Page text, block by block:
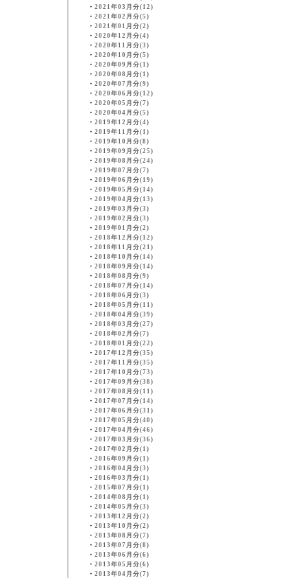
・ 2021年03月分(12)
・ 2021年02月分(5)
・ 2021年01月分(2)
・ 2020年12月分(4)
・ 2020年11月分(3)
・ 2020年10月分(5)
・ 2020年09月分(1)
・ 2020年08月分(1)
・ 2020年07月分(9)
・ 2020年06月分(12)
・ 2020年05月分(7)
・ 2020年04月分(5)
・ 2019年12月分(4)
・ 2019年11月分(1)
・ 2019年10月分(8)
・ 2019年09月分(25)
・ 2019年08月分(24)
・ 2019年07月分(7)
・ 2019年06月分(19)
・ 2019年05月分(14)
・ 2019年04月分(13)
・ 2019年03月分(3)
・ 2019年02月分(3)
・ 2019年01月分(2)
・ 2018年12月分(12)
・ 2018年11月分(21)
・ 2018年10月分(14)
・ 2018年09月分(14)
・ 2018年08月分(9)
・ 2018年07月分(14)
・ 2018年06月分(3)
・ 2018年05月分(11)
・ 2018年04月分(39)
・ 2018年03月分(27)
・ 2018年02月分(7)
・ 2018年01月分(22)
・ 2017年12月分(35)
・ 2017年11月分(35)
・ 2017年10月分(73)
・ 2017年09月分(38)
・ 2017年08月分(11)
・ 2017年07月分(14)
・ 2017年06月分(31)
・ 2017年05月分(40)
・ 2017年04月分(46)
・ 2017年03月分(36)
・ 2017年02月分(1)
・ 2016年09月分(1)
・ 2016年04月分(3)
・ 2016年03月分(1)
・ 2015年07月分(1)
・ 2014年08月分(1)
・ 2014年05月分(3)
・ 2013年12月分(2)
・ 2013年10月分(2)
・ 2013年08月分(7)
・ 2013年07月分(8)
・ 2013年06月分(6)
・ 2013年05月分(6)
・ 2013年04月分(7)